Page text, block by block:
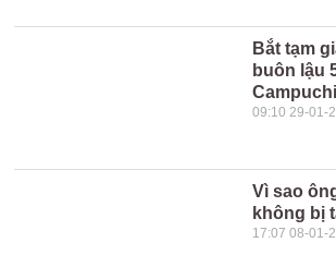
Bắt tạm
buôn lậu
09:10 29-01-
Vì sao
không bị
17:07 08-01-